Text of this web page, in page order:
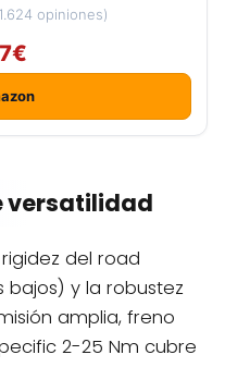
opiniones)
versatilidad
del road
y la robustez
amplia, freno
2-25 Nm cubre